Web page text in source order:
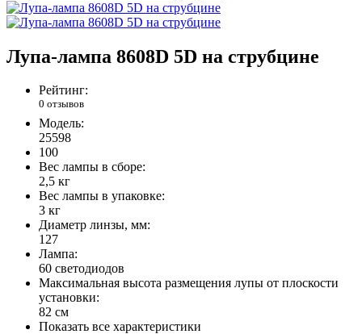
Лупа-лампа 8608D 5D на струбцине
Рейтинг:
0 отзывов
Модель:
25598
100
Вес лампы в сборе:
2,5 кг
Вес лампы в упаковке:
3 кг
Диаметр линзы, мм:
127
Лампа:
60 светодиодов
Максимальная высота размещения лупы от плоскости
установки:
82 см
Показать все характеристики